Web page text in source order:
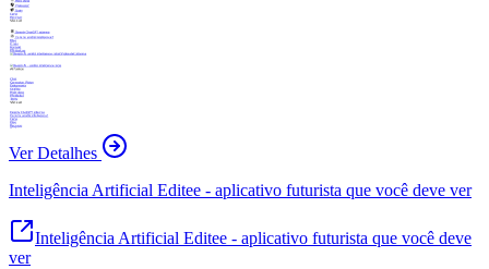
Ver Detalhes
Inteligência Artificial Editee - aplicativo futurista que você deve ver
Inteligência Artificial Editee - aplicativo futurista que você deve
ver